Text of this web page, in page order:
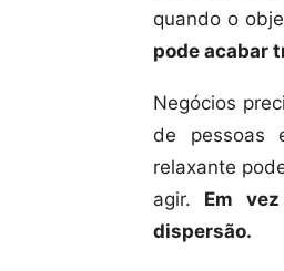
quando o
pode acabar
Negócios
de pessoas
relaxante
agir. Em
dispersão.